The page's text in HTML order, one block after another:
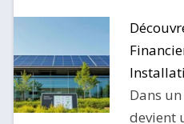
Dans
devient